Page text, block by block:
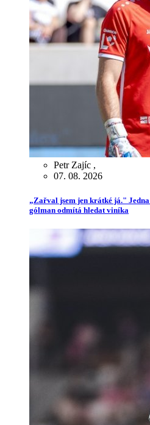
Petr Zajíc ,
07. 08. 2026
„Zařval jsem jen krátké já."
gólman odmítá hledat viníka